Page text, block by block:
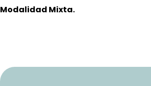
Modalidad Mixta.